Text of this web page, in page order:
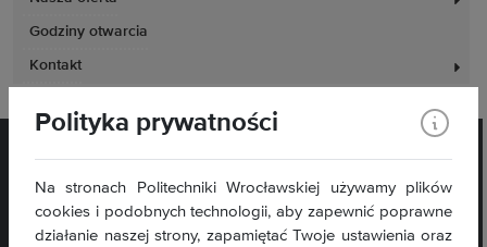
Godziny otwarcia
Kontakt
Polityka prywatności
Na stronach Politechniki Wrocławskiej używamy plików
cookies i podobnych technologii, aby zapewnić poprawne
działanie naszej strony, zapamiętać Twoje ustawienia oraz